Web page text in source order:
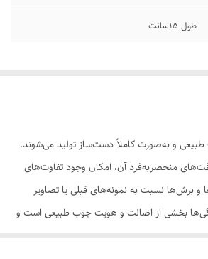
طول ۱۵سانت
و به‌صورت کاملاً دست‌ساز تولید می‌شوند.
منحصر‌به‌فرد آن، امکان وجود تفاوت‌های
و برش‌ها نسبت به نمونه‌های قبلی یا تصاویر
بخشی از اصالت و هویت چوب طبیعی است و